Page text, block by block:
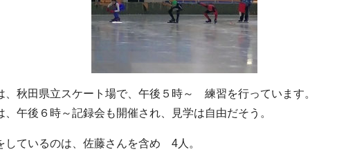
、秋田県立スケート場で、午後５時～ 練習を行っています。
、午後６時～記録会も開催され、見学は自由だそう。
しているのは、佐藤さんを含め 4人。